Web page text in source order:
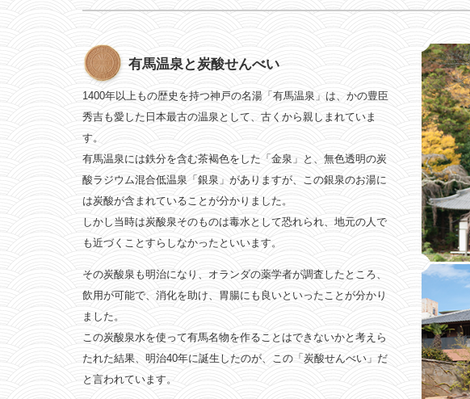
有馬温泉と炭酸せんべい
1400年以上もの歴史を持つ神戸の名湯「有馬温泉」は、かの豊臣
秀吉も愛した日本最古の温泉として、古くから親しまれていま
す。
有馬温泉には鉄分を含む茶褐色をした「金泉」と、無色透明の炭
酸ラジウム混合低温泉「銀泉」がありますが、この銀泉のお湯に
は炭酸が含まれていることが分かりました。
しかし当時は炭酸泉そのものは毒水として恐れられ、地元の人で
も近づくことすらしなかったといいます。
その炭酸泉も明治になり、オランダの薬学者が調査したところ、
飲用が可能で、消化を助け、胃腸にも良いといったことが分かり
ました。
この炭酸泉水を使って有馬名物を作ることはできないかと考えら
たれた結果、明治40年に誕生したのが、この「炭酸せんべい」だ
と言われています。